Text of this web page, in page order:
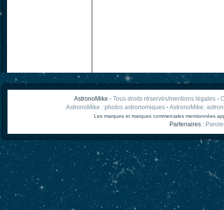
AstronoMike - Tous droits réservés/mentions légales-
AstronoMike : photos astronomiques -AstronoMike:
Les marques et marques commerciales mentionnées
Partenaires :